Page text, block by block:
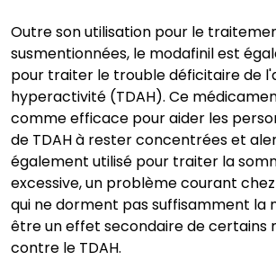
Outre son utilisation pour le
susmentionnées, le modafinil est
pour traiter le trouble déficitaire de
hyperactivité (TDAH). Ce
comme efficace pour aider les
de TDAH à rester concentrées et
également utilisé pour traiter la
excessive, un problème courant
qui ne dorment pas suffisamment la
être un effet secondaire de certains
contre le TDAH.